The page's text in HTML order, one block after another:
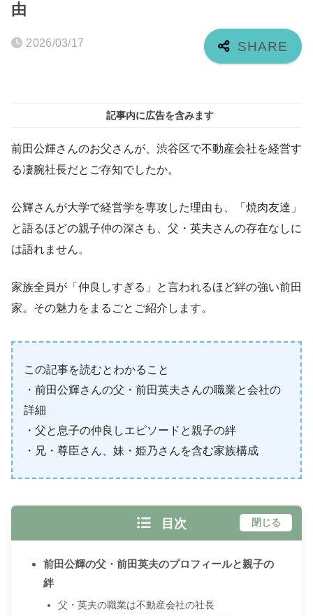
由
2026/03/17
記事内に広告を含みます
前田公輝さんのお父さんが、渋谷区で不動産会社を経営す
る凄腕社長だとご存知でしたか。
公輝さんが大学で経営学を専攻した理由も、「焼肉友達」
と語るほどの親子仲の深さも、父・英夫さんの存在なしに
は語れません。
家族全員が「仲良しすぎる」と言われるほど絆の強い前田
家。その魅力をまるごとご紹介します。
この記事を読むとわかること
・前田公輝さんの父・前田英夫さんの職業と会社の
詳細
・父と息子の仲良しエピソードと親子の絆
・兄・尊臣さん、妹・姫乃さんを含む家族構成
目次 閉じる
前田公輝の父・前田英夫のプロフィールと親子の
絆
父・英夫の職業は不動産会社の社長